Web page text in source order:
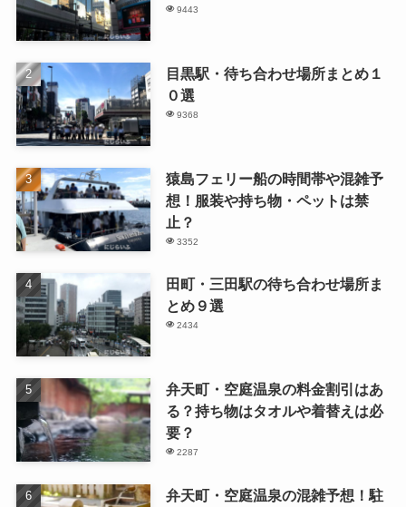
9443
目黒駅・待ち合わせ場所まとめ１
０選
9368
猿島フェリー船の時間帯や混雑予
想！服装や持ち物・ペットは禁
止？
3352
田町・三田駅の待ち合わせ場所ま
とめ９選
2434
弁天町・空庭温泉の料金割引はあ
る？持ち物はタオルや着替えは必
要？
2287
弁天町・空庭温泉の混雑予想！駐